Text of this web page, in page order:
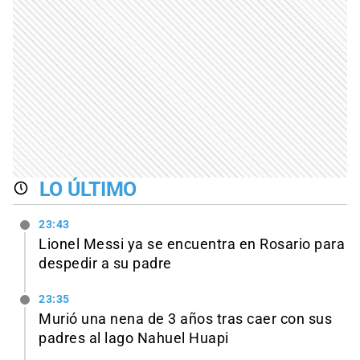
LO ÚLTIMO
23:43
Lionel Messi ya se encuentra en Rosario para
despedir a su padre
23:35
Murió una nena de 3 años tras caer con sus
padres al lago Nahuel Huapi